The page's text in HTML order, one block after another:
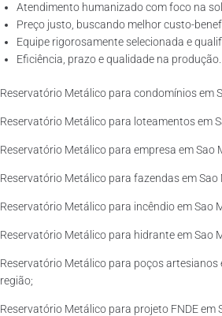
Atendimento humanizado com foco na
Preço justo, buscando melhor custo-
Equipe rigorosamente selecionada e
Eficiência, prazo e qualidade na produção.
Reservatório Metálico para condomínios em
Reservatório Metálico para loteamentos em
Reservatório Metálico para empresa em Sao
Reservatório Metálico para fazendas em Sao
Reservatório Metálico para incêndio em Sao
Reservatório Metálico para hidrante em Sao
Reservatório Metálico para poços artesianos
região;
Reservatório Metálico para projeto FNDE em